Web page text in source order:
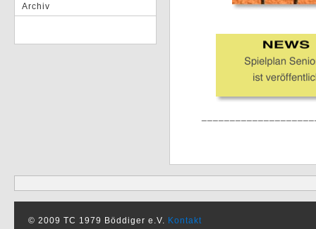
Archiv
© 2009 TC 1979 Böddiger e.V. Kontakt